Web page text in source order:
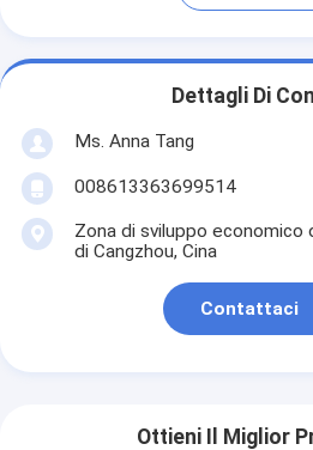
Dettagli Di
Ms. Anna Tang
008613363699514
Zona di sviluppo economico
di Cangzhou, Cina
Contattaci
Ottieni Il Miglior